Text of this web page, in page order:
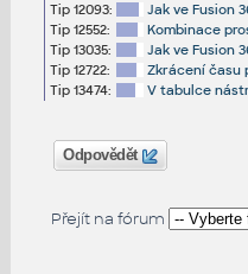
Tip 12093:
Jak ve Fusion
Tip 12552:
Kombinace
Tip 13035:
Jak ve Fusion
Tip 12722:
Zkrácení času
Tip 13474:
V tabulce
Odpovědět
Přejít na fórum